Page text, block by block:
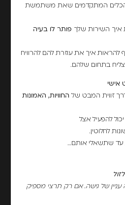
הכלים המתקדמים שאת משתמשת
איך השירות שלך פותר לו בעיה
להראות איך את עוזרת להם להרוויח
בתחום שלהם.
זווית המבט של החוויות, האמונות
להפעיל אצל
לחלוטין.
עד שתשאלי אותם…
עניין של גישה. אם רק תרצי מספיק